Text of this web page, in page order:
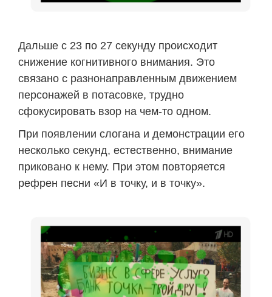
Дальше с 23 по 27 секунду происходит
снижение когнитивного внимания. Это
связано с разнонаправленным движением
персонажей в потасовке, трудно
сфокусировать взор на чем-то одном.
При появлении слогана и демонстрации его
несколько секунд, естественно, внимание
приковано к нему. При этом повторяется
рефрен песни «И в точку, и в точку».